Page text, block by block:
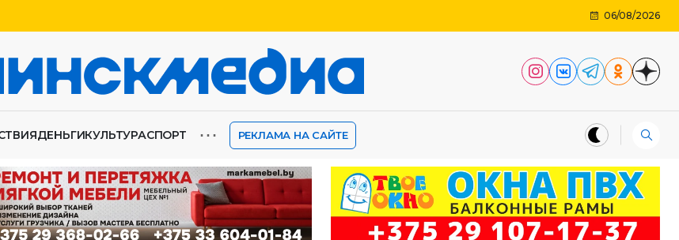
06/08/2026
ДЕНЬГИКУЛЬТУРАСПОРТ ⋯ РЕКЛАМА НА САЙТЕ